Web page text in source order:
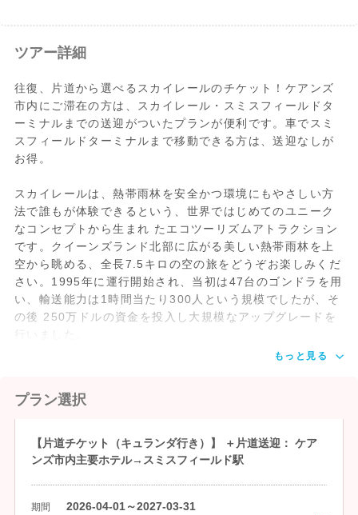
スカイレール
大規模改修
ています。
スカイレール：全面運休
ご利用ください。
▼往復列車
・【選べるお得なプラン】アーミーダック
付きキュランダ観光
→ 往復列車プランをどうぞ
・キュランダ高原列車チケット片道／往復
▼往路バス/ 復路列車
鉄道+片道バス送迎] 往復ホテル送迎付き）
アンズ市内ホテル送迎付
2026年8月19
水～日曜日：キュランダ駅～バロンフォー
ツアー詳細
往復、片道から選べるスカイレールのチケット！ケアンズ
市内にご滞在の方は、スカイレール・スミスフィールドタ
ーミナルまでの送迎がついたプランが便利です。車でスミ
スフィールドターミナルまで移動できる方は、送迎なしが
お得。
スカイレールは、熱帯雨林を安全かつ環境にもやさしい方
法で誰もが体験できるという、世界ではじめてのユニーク
なコンセプトから生まれ たエコツーリズムアトラクション
です。クイーンズランド北部に広がる美しい熱帯雨林を上
空から眺める、全長7.5キロの空の旅をどうぞお楽しみくだ
さい。1995年に運行開始され、当初は47台のゴンドラを用
い、輸送能力は1時間当たり300人という規模でしたが、そ
の後 250万ドルの資金を投入し大規模なアップグレードを
もっと見る
プラン選択
【片道チケット（キュランダ行き）】 ＋片道送迎： ケア
ンズ市内主要ホテル→スミスフィールド駅
期間 2026-04-01～2027-03-31